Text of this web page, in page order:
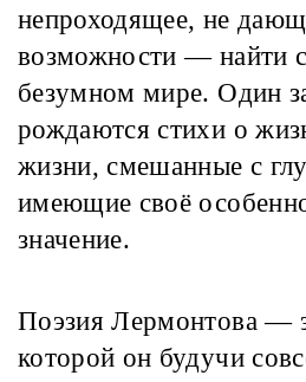
непроходящее, не
возможности — найти
безумном мире. Один
рождаются стихи о
жизни, смешанные с
имеющие своё
значение.
Поэзия Лермонтова —
которой он будучи